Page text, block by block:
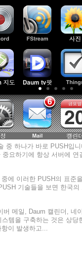
중 하나가 바로 PUSH입
요하기에 항상 서버에
에 이러한 PUSH의 표준
기술들을 보면 한국
메일, Daum 캘린더, 네
스템을 구축하는 것은 상
이 발생하고...